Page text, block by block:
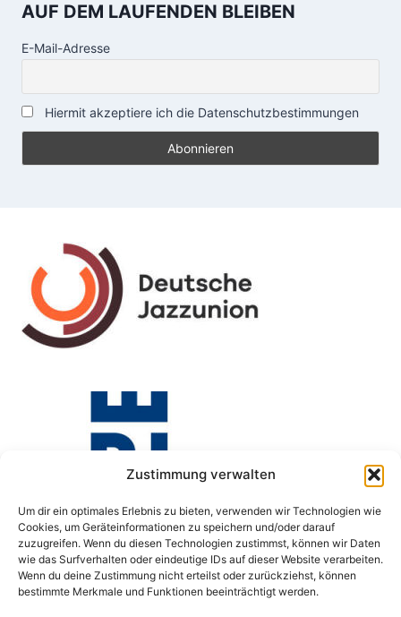
Zustimmung verwalten
Um dir ein optimales Erlebnis zu bieten, verwenden wir Technologien wie
Cookies, um Geräteinformationen zu speichern und/oder darauf
zuzugreifen. Wenn du diesen Technologien zustimmst, können wir Daten
wie das Surfverhalten oder eindeutige IDs auf dieser Website verarbeiten.
Wenn du deine Zustimmung nicht erteilst oder zurückziehst, können
bestimmte Merkmale und Funktionen beeinträchtigt werden.
AUF DEM LAUFENDEN BLEIBEN
E-Mail-Adresse
Hiermit akzeptiere ich die Datenschutzbestimmungen